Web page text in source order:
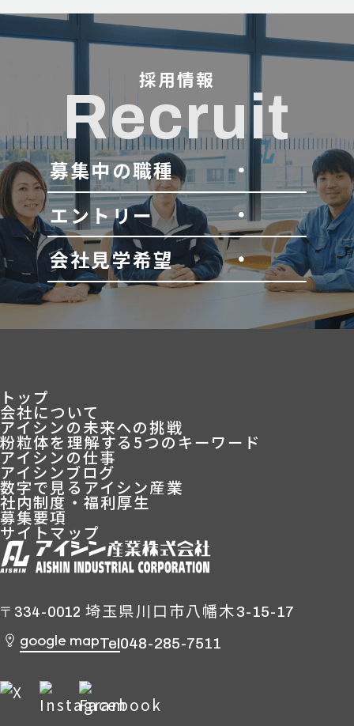
採用情報
Recruit
募集中の職種
エントリー
会社見学希望
〒334-0012 埼玉県川口市八幡木3-15-17
google mapTel048-285-7511
トップ
会社について
アイシンの未来への挑戦
粉粒体を理解する5つのキーワード
アイシンの仕事
アイシンブログ
数字で見るアイシン産業
社内制度・福利厚生
募集要項
サイトマップ